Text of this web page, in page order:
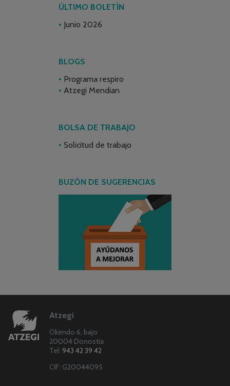
ÚLTIMO BOLETÍN
Junio 2026
BLOGS
Programa respiro
Atzegi Mendian
BOLSA DE TRABAJO
Solicitud de trabajo
BUZÓN DE SUGERENCIAS
Atzegi
Okendo 6, bajo
20004 Donostia
Tel: 943 42 39 42
CIF: G20044095